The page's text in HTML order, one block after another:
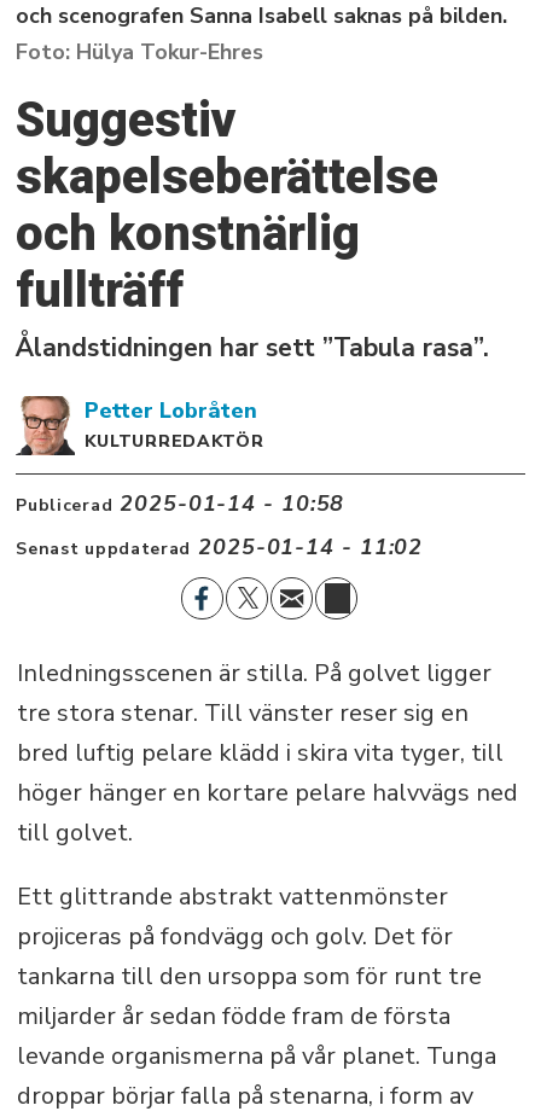
och scenografen Sanna Isabell saknas på bilden.
Hülya Tokur-Ehres
Suggestiv
skapelseberättelse
och konstnärlig
fullträff
Ålandstidningen har sett ”Tabula rasa”.
Petter Lobråten
KULTURREDAKTÖR
Publicerad 2025-01-14 - 10:58
Senast uppdaterad 2025-01-14 - 11:02
Inledningsscenen är stilla. På golvet ligger
tre stora stenar. Till vänster reser sig en
bred luftig pelare klädd i skira vita tyger, till
höger hänger en kortare pelare halvvägs ned
till golvet.
Ett glittrande abstrakt vattenmönster
projiceras på fondvägg och golv. Det för
tankarna till den ursoppa som för runt tre
miljarder år sedan födde fram de första
levande organismerna på vår planet. Tunga
droppar börjar falla på stenarna, i form av